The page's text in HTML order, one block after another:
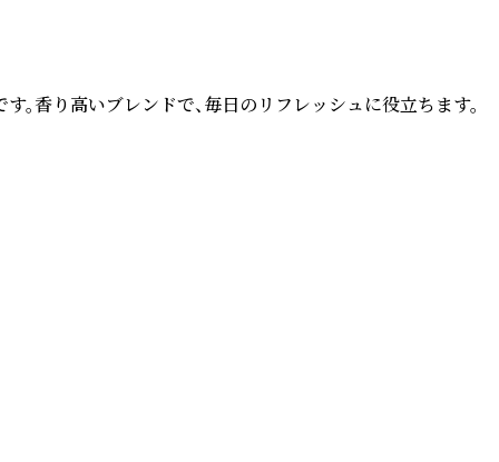
香り高いブレンドで、毎日のリフレッシュに役立ちます。